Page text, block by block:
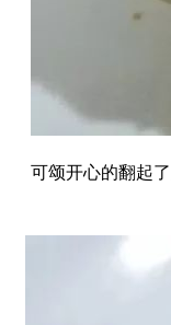
可颂开心的翻起